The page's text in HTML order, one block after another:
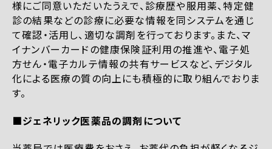
様にご同意いただいたうえで、診療歴や服用薬、特定健
診の結果などの診療に必要な情報を同システムを通じ
て確認・活用し、適切な調剤を行っております。また、マ
イナンバーカードの健康保険証利用の推進や、電子処
方せん・電子カルテ情報の共有サービスなど、デジタル
化による医療の質の向上にも積極的に取り組んでおりま
す。
■ジェネリック医薬品の調剤について